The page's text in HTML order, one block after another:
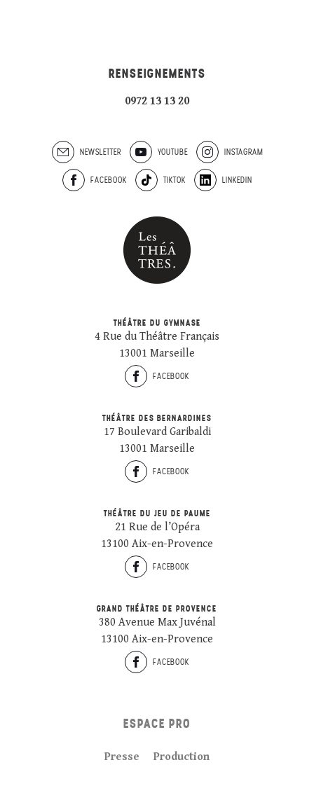
RENSEIGNEMENTS
0972 13 13 20
NEWSLETTER YOUTUBE INSTAGRAM
FACEBOOK TIKTOK LINKEDIN
THÉÂTRE DU GYMNASE
4 Rue du Théâtre Français
13001 Marseille
FACEBOOK
THÉÂTRE DES BERNARDINES
17 Boulevard Garibaldi
13001 Marseille
FACEBOOK
THÉÂTRE DU JEU DE PAUME
21 Rue de l’Opéra
13100 Aix-en-Provence
FACEBOOK
GRAND THÉÂTRE DE PROVENCE
380 Avenue Max Juvénal
13100 Aix-en-Provence
FACEBOOK
ESPACE PRO
Presse Production